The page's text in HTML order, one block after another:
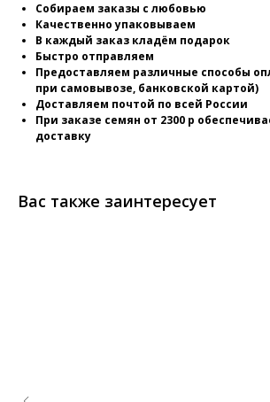
Собираем заказы с любовью
Качественно упаковываем
В каждый заказ кладём подарок
Быстро отправляем
Предоставляем различные способы
при самовывозе, банковской картой)
Доставляем почтой по всей России
При заказе семян от 2300 р
доставку
Вас также заинтересует